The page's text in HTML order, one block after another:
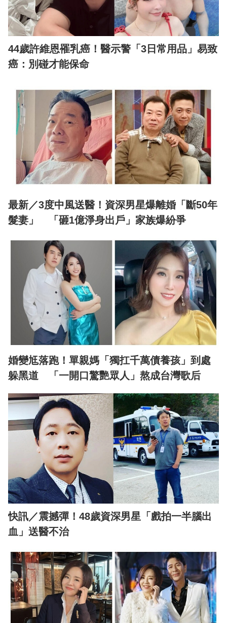
44歲許維恩罹乳癌！醫示警「3日常用品」易致
癌：別碰才能保命
最新／3度中風送醫！資深男星爆離婚「斷50年
髮妻」 「砸1億淨身出戶」家族爆紛爭
婚變尪落跑！單親媽「獨扛千萬債養孩」到處
躲黑道 「一開口驚艷眾人」熬成台灣歌后
快訊／震撼彈！48歲資深男星「戲拍一半腦出
血」送醫不治